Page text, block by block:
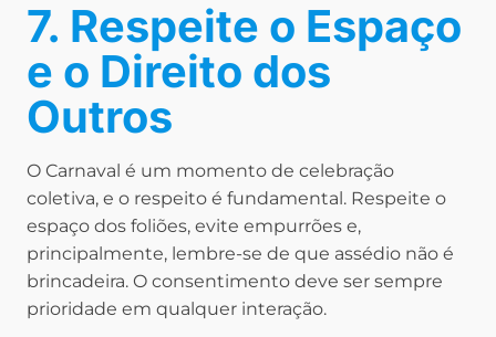
7. Respeite o Espaço
e o Direito dos
Outros
O Carnaval é um momento de celebração
coletiva, e o respeito é fundamental. Respeite o
espaço dos foliões, evite empurrões e,
principalmente, lembre-se de que assédio não é
brincadeira. O consentimento deve ser sempre
prioridade em qualquer interação.